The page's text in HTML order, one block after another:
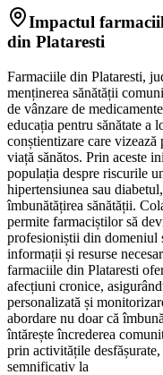
Impactul
din Plataresti
Farmaciile din Plataresti,
menținerea sănătății
de vânzare de
educația pentru sănătate a
conștientizare care
viață sănătos. Prin aceste
populația despre riscurile
hipertensiunea sau
îmbunătățirea sănătății.
permite farmaciștilor să
profesioniștii din domeniul
informații și resurse
farmaciile din Plataresti
afecțiuni cronice,
personalizată și
abordare nu doar că
întărește încrederea
prin activitățile
semnificativ la